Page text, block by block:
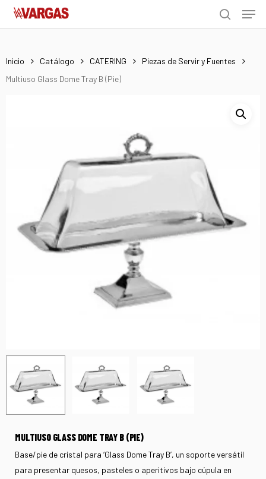
Skip
search
Menu
Inicio Catálogo CATERING
Piezas de Servir y Fuentes
Multiuso Glass Dome Tray B (Pie)
MULTIUSO GLASS DOME TRAY B (PIE)
Base/pie de cristal para ‘Glass Dome Tray B’, un soporte versátil
para presentar quesos, pasteles o aperitivos bajo cúpula en